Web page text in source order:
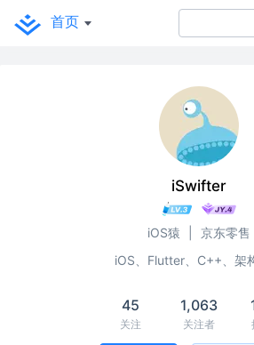
首页
iSwifter
iOS猿
京东零售
iOS、Flutter、C++、架
45
关注
1,063
关注者